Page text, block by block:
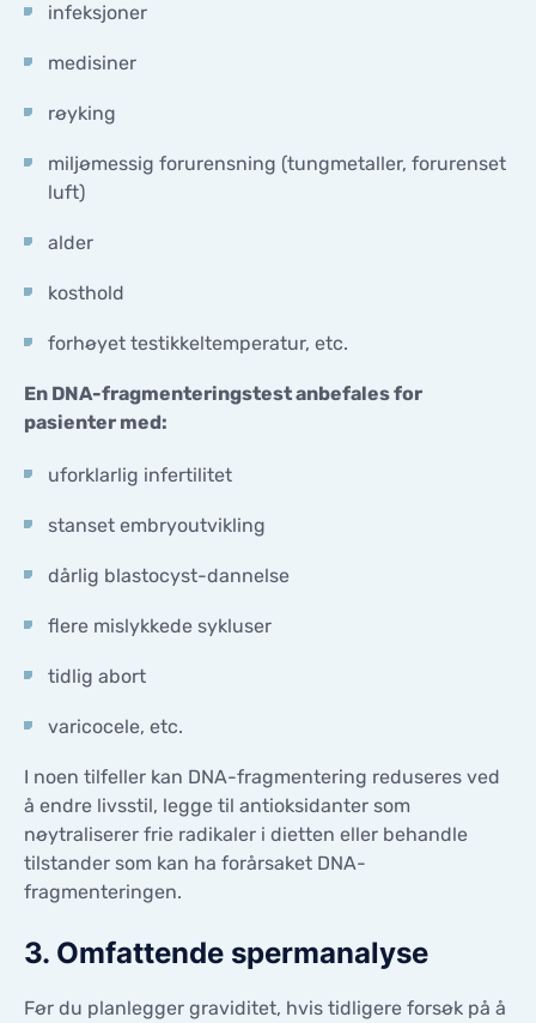
infeksjoner
medisiner
røyking
miljømessig forurensning (tungmetaller, forurenset
luft)
alder
kosthold
forhøyet testikkeltemperatur, etc.
En DNA-fragmenteringstest anbefales for
pasienter med:
uforklarlig infertilitet
stanset embryoutvikling
dårlig blastocyst-dannelse
flere mislykkede sykluser
tidlig abort
varicocele, etc.
I noen tilfeller kan DNA-fragmentering reduseres ved
å endre livsstil, legge til antioksidanter som
nøytraliserer frie radikaler i dietten eller behandle
tilstander som kan ha forårsaket DNA-
fragmenteringen.
3. Omfattende spermanalyse
Før du planlegger graviditet, hvis tidligere forsøk på å